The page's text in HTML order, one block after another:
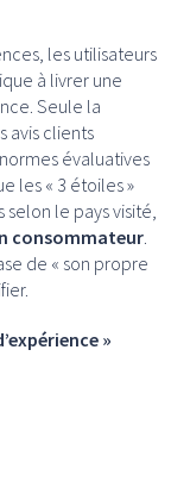
les utilisateurs
à livrer une
Seule la
avis clients
évaluatives
les « 3 étoiles »
le pays visité,
consommateur
de « son propre
»